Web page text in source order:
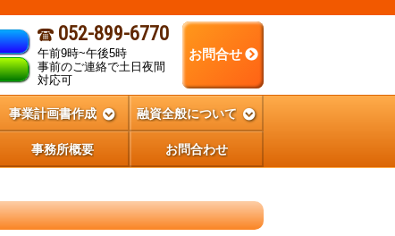
052-899-6770
午前9時~午後5時
事前のご連絡で土日夜間
対応可
お問合せ
事業計画書作成 融資全般について
事務所概要 お問合わせ